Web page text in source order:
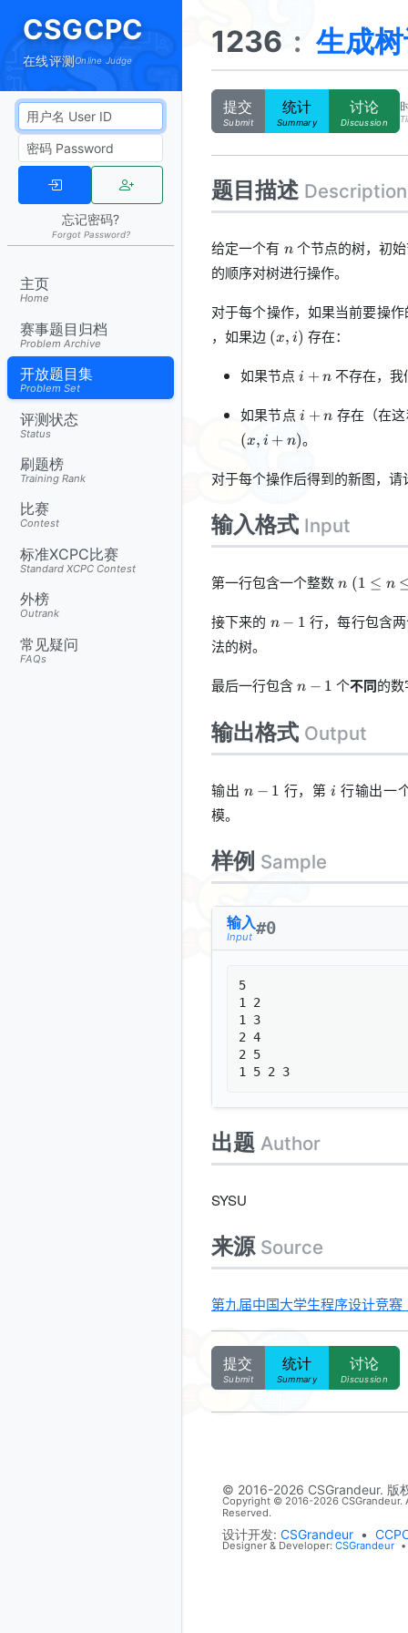
CSGCPC
在线评测Online Judge
忘记密码?
Forgot Password?
主页
Home
赛事题目归档
Problem Archive
开放题目集
Problem Set
评测状态
Status
刷题榜
Training Rank
比赛
Contest
标准XCPC比赛
Standard XCPC Contest
外榜
Outrank
常见疑问
FAQs
1236 : 生成
提交
Submit
统计
Summary
讨论
Discussion
题目描述 Description
给定一个有 n
n个节点的树，初
的顺序对树进行操作。
对于每个操作，如果当前要操
，如果边 (x,i)
(x, i) 存在：
如果节点 i+n
i + n 不存在，
如果节点i+n
i + n 存在（在
(x, i + n)。
对于每个操作后得到的新图，
输入格式 Input
第一行包含一个整数 n \;
(1 \le
n \le
5000)
n (1 ≤ n
接下来的 n-
n − 1 行，每行包含
法的树。
最后一行包含 n-
n − 1 个不同的
输出格式 Output
输出 n-
n − 1 行，第i
i 行输出一
模。
样例 Sample
输入
Input #0
5
1 2
1 3
2 4
2 5
1 5 2 3
出题 Author
SYSU
来源 Source
第九届中国大学生程序设计竞
提交
Submit
统计
Summary
讨论
Discussion
© 2016-2026 CSGrandeur. 版
Copyright © 2016-2026 CSGrandeur.
Reserved.
设计开发: CSGrandeur •
Designer & Developer: CSGrandeur •